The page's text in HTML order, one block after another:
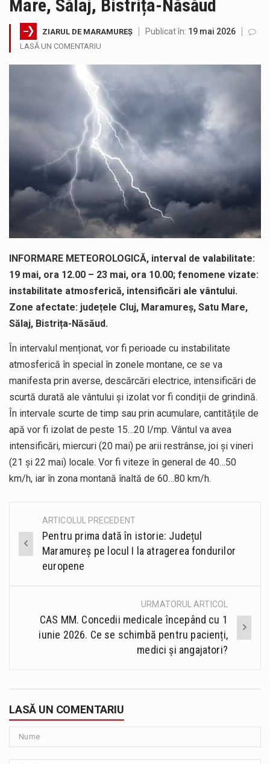
Fostul deputat si primar Cătălin Cherecheș a fost invitat la Horia Nasra Show unde a sustinut o dezbatere pe teme…
Proiectul pentru reconstrucția definitivă a podului peste râul Săsar din Baia Mare avansează într-o nouă etapă concretă. După asigurarea finanțării…
Mare, Sălaj, Bistrița-Năsăud
ZIARUL DE MARAMUREȘ Publicat în: 19 mai 2026
LASĂ UN COMENTARIU
INFORMARE METEOROLOGICĂ, interval de valabilitate:
19 mai, ora 12.00 – 23 mai, ora 10.00; fenomene vizate:
instabilitate atmosferică, intensificări ale vântului.
Zone afectate: județele Cluj, Maramureș, Satu Mare,
Sălaj, Bistrița-Năsăud.
În intervalul menționat, vor fi perioade cu instabilitate
atmosferică în special în zonele montane, ce se va
manifesta prin averse, descărcări electrice, intensificări de
scurtă durată ale vântului și izolat vor fi condiții de grindină.
În intervale scurte de timp sau prin acumulare, cantitățile de
apă vor fi izolat de peste 15…20 l/mp. Vântul va avea
intensificări, miercuri (20 mai) pe arii restrânse, joi și vineri
(21 și 22 mai) locale. Vor fi viteze în general de 40…50
km/h, iar în zona montană înaltă de 60…80 km/h.
Post
navigation
ARTICOLUL PRECEDENT
Pentru prima dată în istorie: Județul
Maramureș pe locul I la atragerea fondurilor
europene
URMATORUL ARTICOL
CAS MM. Concedii medicale începând cu 1
iunie 2026. Ce se schimbă pentru pacienți,
medici și angajatori?
LASĂ UN COMENTARIU